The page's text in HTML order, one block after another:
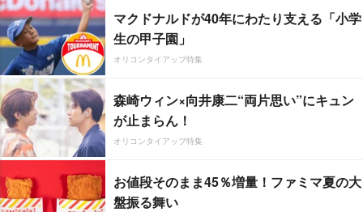
マクドナルドが40年にわたり支える「小学
生の甲子園」
オリコンタイアップ特集
森崎ウィン×向井康二“両片思い”にキュン
が止まらん！
オリコンタイアップ特集
お値段そのまま45％増量！ファミマ夏の大
盤振る舞い